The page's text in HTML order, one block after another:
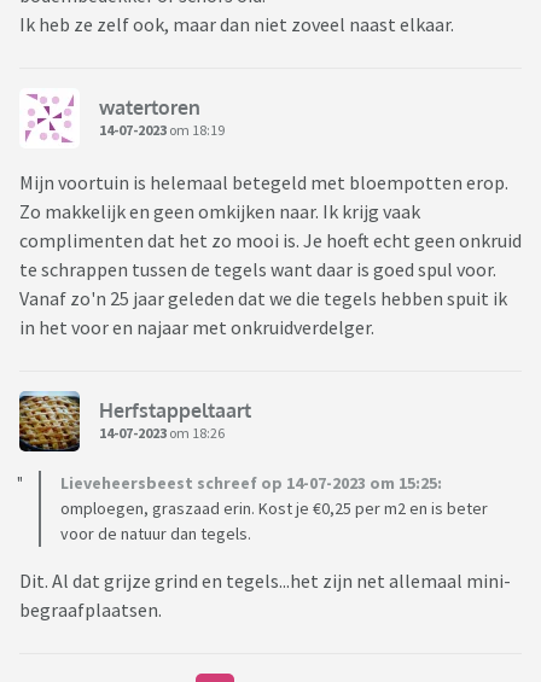
Ik heb ze zelf ook, maar dan niet zoveel naast elkaar.
watertoren
14-07-2023 om 18:19
Mijn voortuin is helemaal betegeld met bloempotten erop.
Zo makkelijk en geen omkijken naar. Ik krijg vaak
complimenten dat het zo mooi is. Je hoeft echt geen onkruid
te schrappen tussen de tegels want daar is goed spul voor.
Vanaf zo'n 25 jaar geleden dat we die tegels hebben spuit ik
in het voor en najaar met onkruidverdelger.
Herfstappeltaart
14-07-2023 om 18:26
Lieveheersbeest schreef op 14-07-2023 om 15:25:
omploegen, graszaad erin. Kost je €0,25 per m2 en is beter
voor de natuur dan tegels.
Dit. Al dat grijze grind en tegels...het zijn net allemaal mini-
begraafplaatsen.